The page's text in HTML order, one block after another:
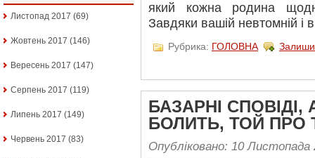
Листопад 2017 (69)
Жовтень 2017 (146)
Вересень 2017 (147)
Серпень 2017 (119)
Липень 2017 (149)
Червень 2017 (83)
який кожна родина
Завдяки вашій невтомній і
Рубрика: ГОЛОВНА
БАЗАРНІ
БОЛИТЬ, ТОЙ ПРО
Опубліковано: 10 Листопада